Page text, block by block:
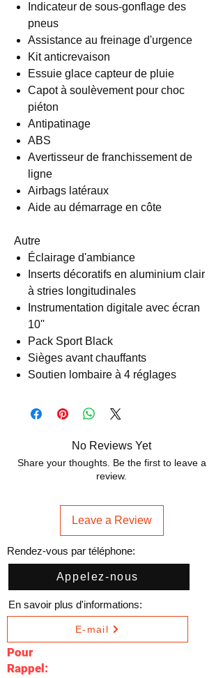
Indicateur de sous-gonflage des
pneus
Assistance au freinage d'urgence
Kit anticrevaison
Essuie glace capteur de pluie
Capot à soulèvement pour choc
piéton
Antipatinage
ABS
Avertisseur de franchissement de
ligne
Airbags latéraux
Aide au démarrage en côte
Autre
Éclairage d'ambiance
Inserts décoratifs en aluminium clair
à stries longitudinales
Instrumentation digitale avec écran
10''
Pack Sport Black
Sièges avant chauffants
Soutien lombaire à 4 réglages
No Reviews Yet
Share your thoughts. Be the first to leave a
review.
Leave a Review
Rendez-vous par téléphone:
Appelez-nous
En savoir plus d'informations:
E-mail
Pour
Rappel: